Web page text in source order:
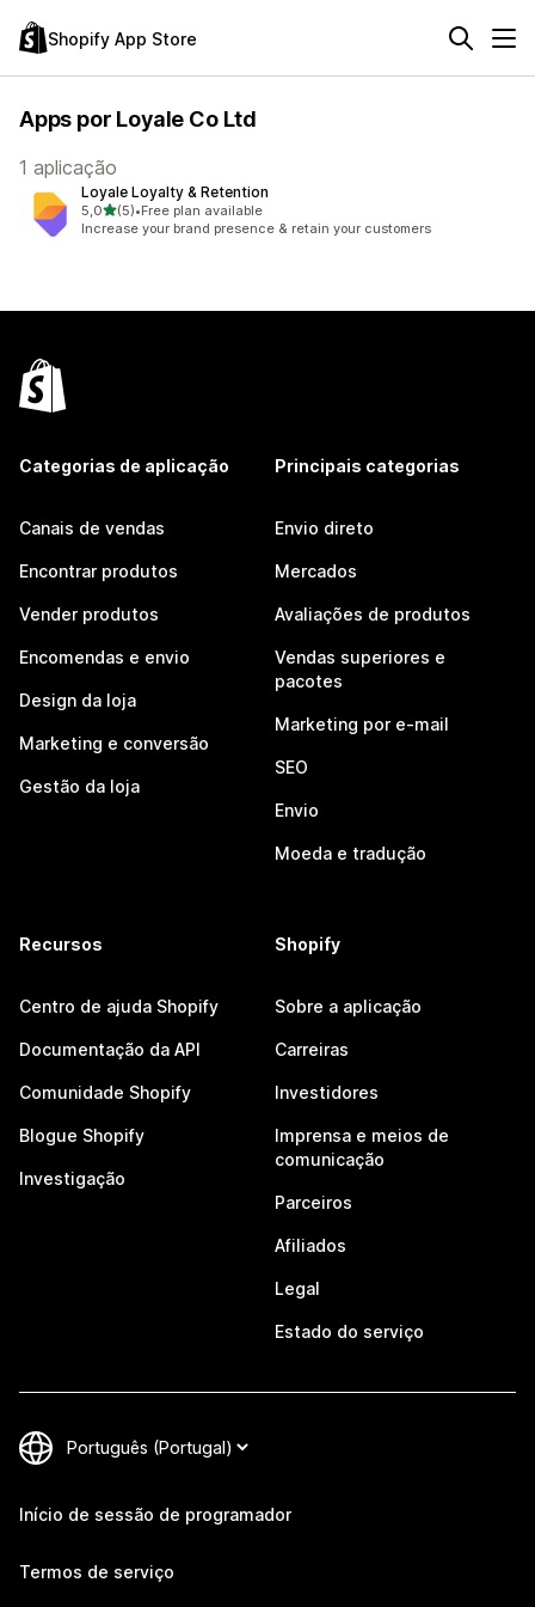
Shopify App Store
Apps por Loyale Co Ltd
1 aplicação
Loyale Loyalty & Retention
5,0de 5 estrelas
(5)
5 total de avaliações
•Free plan available
Increase your brand presence & retain your customers
Categorias de aplicação
Canais de vendas
Encontrar produtos
Vender produtos
Encomendas e envio
Design da loja
Marketing e conversão
Gestão da loja
Principais categorias
Envio direto
Mercados
Avaliações de produtos
Vendas superiores e
pacotes
Marketing por e-mail
SEO
Envio
Moeda e tradução
Recursos
Centro de ajuda Shopify
Documentação da API
Comunidade Shopify
Blogue Shopify
Investigação
Shopify
Sobre a aplicação
Carreiras
Investidores
Imprensa e meios de
comunicação
Parceiros
Afiliados
Legal
Estado do serviço
Início de sessão de programador
Termos de serviço